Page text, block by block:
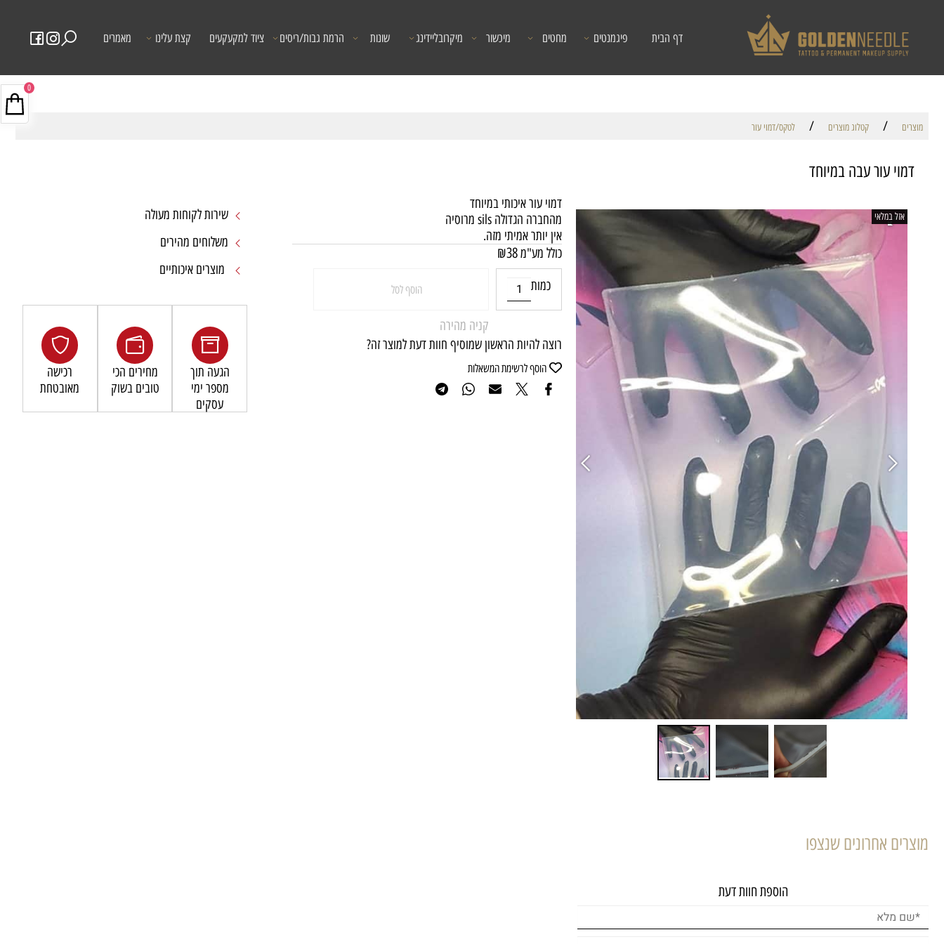
דף הבית פיגמנטים מחטים מיכשור מיקרובליידינג שונות הרמת גבות/ריסים ציוד למקעקעים קצת עלינו מאמרים
מוצרים / קטלוג מוצרים / לטקס/דמוי עור
דמוי עור עבה במיוחד
אזל במלאי
דמוי עור איכותי במיוחד
מהחברה הגדולה sils מרוסיה
אין יותר אמיתי מזה.
כולל מע"מ
₪38
כמות הוסף לסל
קניה מהירה
רוצה להיות הראשון שמוסיף חוות דעת למוצר זה?
הוסף לרשימת המשאלות
שירות לקוחות מעולה
משלוחים מהירים
מוצרים איכותיים
הגעה תוך
מספר ימי
עסקים
מחירים הכי
טובים בשוק
רכישה
מאובטחת
0
מוצרים אחרונים שנצפו
הוספת חוות דעת